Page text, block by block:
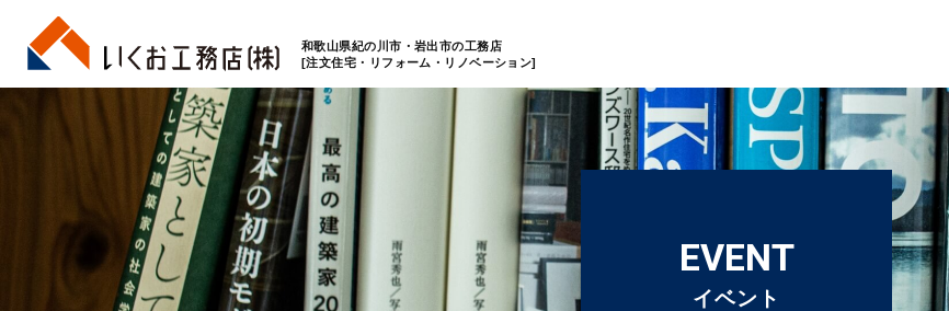
和歌山県紀の川市・岩出市の工務店
[注文住宅・リフォーム・リノベーション]
EVENT
イベント